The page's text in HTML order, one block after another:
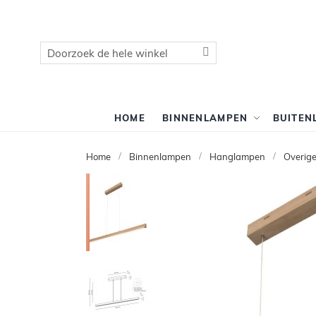
Zoek
HOME BINNENLAMPEN
Home Binnenlampen Hanglampen
naar
van
de
afbeeldingen-
gallerij